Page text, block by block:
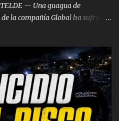
— Una guagua de
la compañía Global ha sufrido
con la carretera de El Goro,
causas que aún se están
perdió el control e impactó de
junto a la calzada, quedando
Dispositivo de
no se ha especificado el